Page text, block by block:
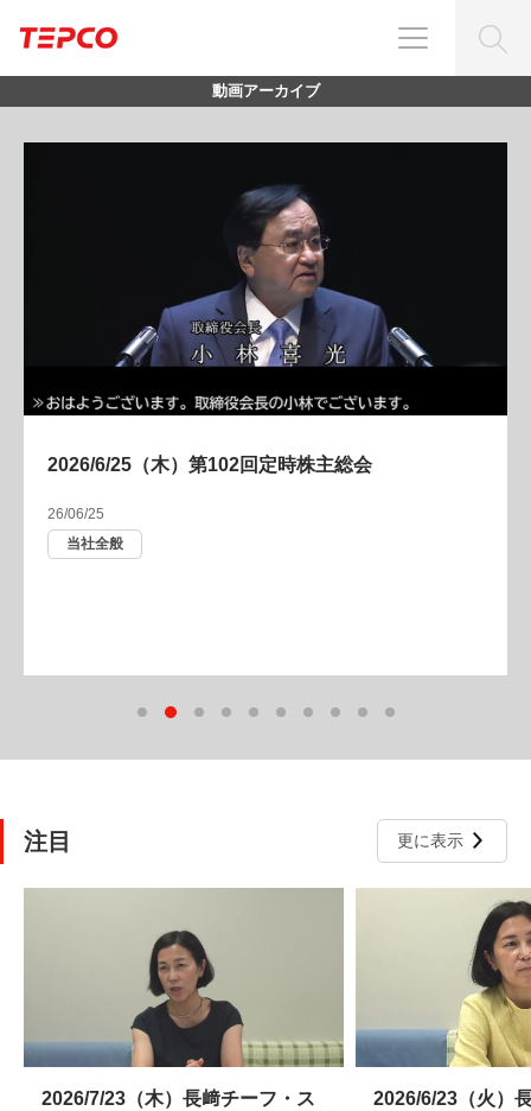
動画アーカイブ
2026/6/25（木）第102回定時株主総会
26/06/25
当社全般
注目 更に表示
2026/7/23（木）長﨑チーフ・ス
2026/6/23（火）